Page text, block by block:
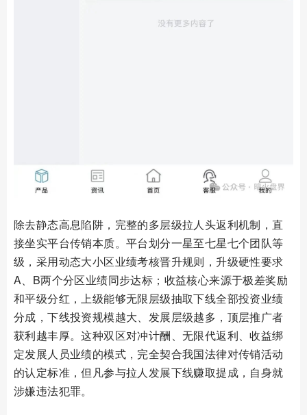
除去静态高息陷阱，完整的多层级拉人头返利机制，直
接坐实平台传销本质。平台划分一星至七星七个团队等
级，采用动态大小区业绩考核晋升规则，升级硬性要求
A、B两个分区业绩同步达标；收益核心来源于极差奖励
和平级分红，上级能够无限层级抽取下线全部投资业绩
分成，下线投资规模越大、发展层级越多，顶层推广者
获利越丰厚。这种双区对冲计酬、无限代返利、收益绑
定发展人员业绩的模式，完全契合我国法律对传销活动
的认定标准，但凡参与拉人发展下线赚取提成，自身就
涉嫌违法犯罪。